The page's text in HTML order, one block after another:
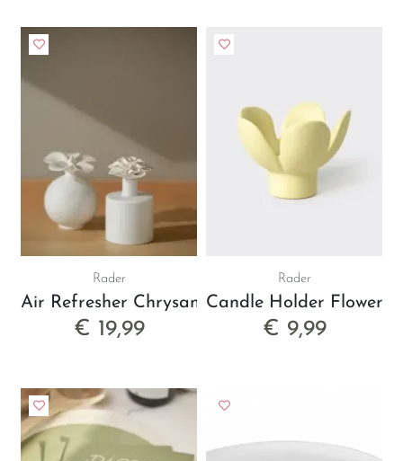
Rader
Air Refresher Chrysanthemum
€ 19,99
Rader
Candle Holder Flower
€ 9,99